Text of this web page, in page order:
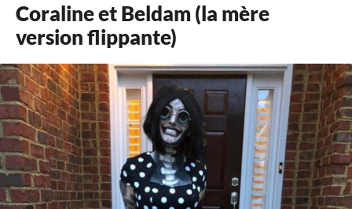
Coraline et Beldam (la mère
version flippante)